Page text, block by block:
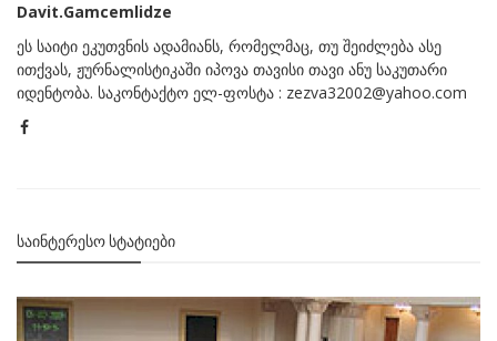
Davit.Gamcemlidze
ეს საიტი ეკუთვნის ადამიანს, რომელმაც, თუ შეიძლება ასე
ითქვას, ჟურნალისტიკაში იპოვა თავისი თავი ანუ საკუთარი
იდენტობა. საკონტაქტო ელ-ფოსტა : zezva32002@yahoo.com
ᲡᲐᲘᲜᲢᲔᲠᲔᲡᲝ ᲡᲢᲐᲢᲘᲔᲑᲘ